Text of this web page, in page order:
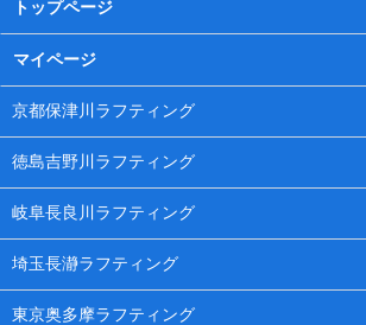
トップページ
マイページ
京都保津川ラフティング
徳島吉野川ラフティング
岐阜長良川ラフティング
埼玉長瀞ラフティング
東京奥多摩ラフティング